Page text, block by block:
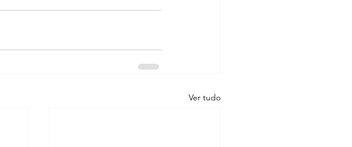
Ver tudo